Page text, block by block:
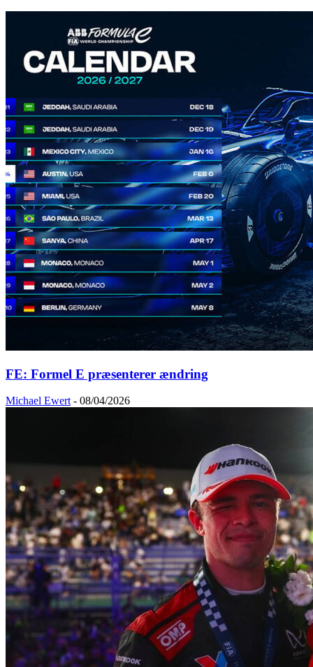
FE: Formel E præsenterer ændring
Michael Ewert - 08/04/2026